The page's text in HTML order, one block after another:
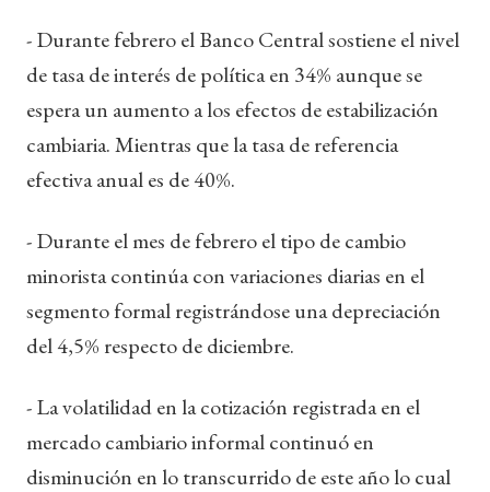
- Durante febrero el Banco Central sostiene el nivel
de tasa de interés de política en 34% aunque se
espera un aumento a los efectos de estabilización
cambiaria. Mientras que la tasa de referencia
efectiva anual es de 40%.
- Durante el mes de febrero el tipo de cambio
minorista continúa con variaciones diarias en el
segmento formal registrándose una depreciación
del 4,5% respecto de diciembre.
- La volatilidad en la cotización registrada en el
mercado cambiario informal continuó en
disminución en lo transcurrido de este año lo cual